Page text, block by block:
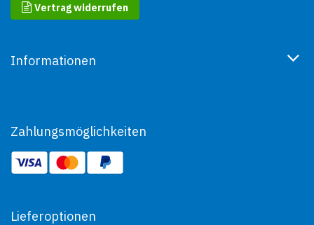
Vertrag widerrufen
Informationen
Zahlungsmöglichkeiten
Lieferoptionen